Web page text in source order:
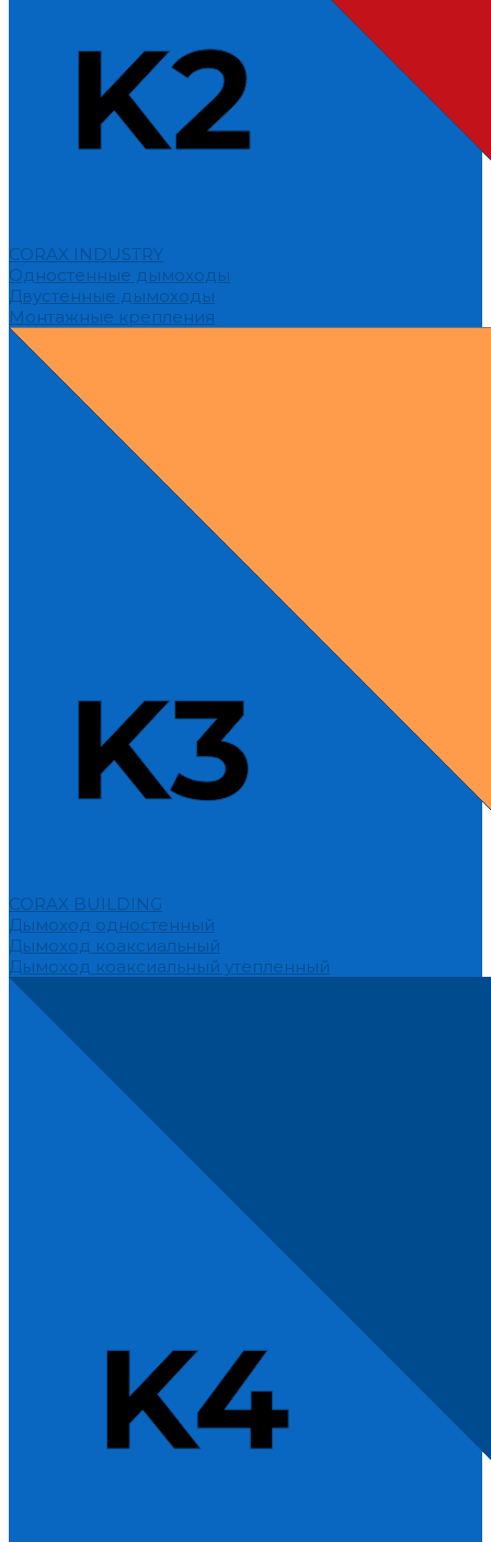
CORAX INDUSTRY
Одностенные дымоходы
Двустенные дымоходы
Монтажные крепления
CORAX BUILDING
Дымоход одностенный
Дымоход коаксиальный
Дымоход коаксиальный утепленный